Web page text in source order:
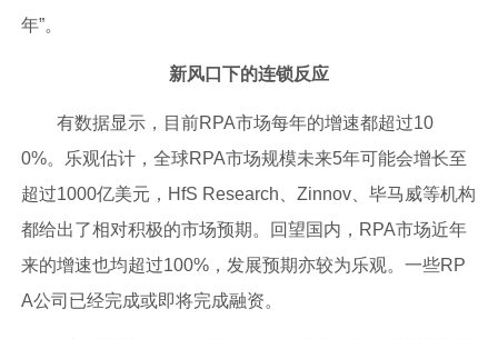
年”。
新风口下的连锁反应
有数据显示，目前RPA市场每年的增速都超过10
0%。乐观估计，全球RPA市场规模未来5年可能会增长至
超过1000亿美元，HfS Research、Zinnov、毕马威等机构
都给出了相对积极的市场预期。回望国内，RPA市场近年
来的增速也均超过100%，发展预期亦较为乐观。一些RP
A公司已经完成或即将完成融资。